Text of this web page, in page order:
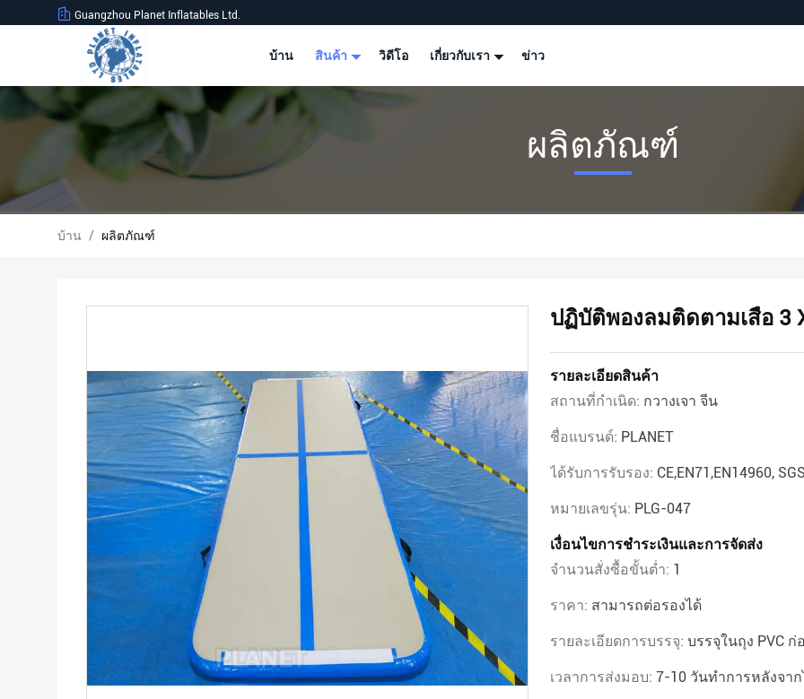
Guangzhou Planet Inflatables Ltd.
บ้าน สินค้า วิดีโอ เกี่ยวกับเรา ข่าว
ผลิตภัณฑ์
บ้าน / ผลิตภัณฑ์
ปฏิบัติพองลมติดตามเสื่อ 3
รายละเอียดสินค้า
สถานที่กำเนิด: กวางเจา จีน
ชื่อแบรนด์: PLANET
ได้รับการรับรอง: CE,EN71,EN14960, SGS
หมายเลขรุ่น: PLG-047
เงื่อนไขการชำระเงินและการจัดส่ง
จำนวนสั่งซื้อขั้นต่ำ: 1
ราคา: สามารถต่อรองได้
รายละเอียดการบรรจุ: บรรจุในถุง PVC
เวลาการส่งมอบ: 7-10 วันทำการหลังจา